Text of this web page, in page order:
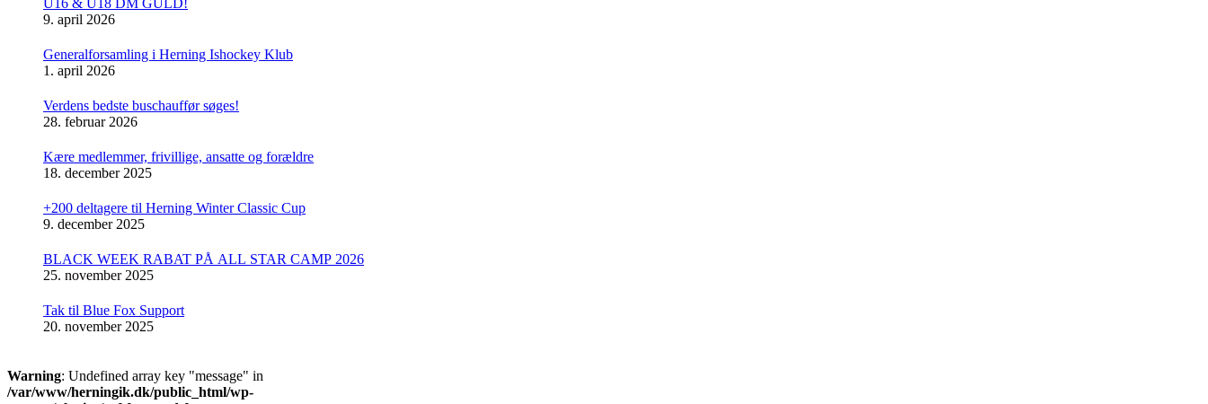
9. april 2026
Generalforsamling i Herning Ishockey Klub
1. april 2026
Verdens bedste buschauffør søges!
28. februar 2026
Kære medlemmer, frivillige, ansatte og forældre
18. december 2025
+200 deltagere til Herning Winter Classic Cup
9. december 2025
BLACK WEEK RABAT PÅ ALL STAR CAMP 2026
25. november 2025
Tak til Blue Fox Support
20. november 2025
Warning: Undefined array key "message" in
/var/www/herningik.dk/public_html/wp-